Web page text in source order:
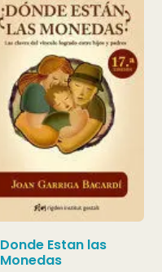
Donde Estan las
Monedas